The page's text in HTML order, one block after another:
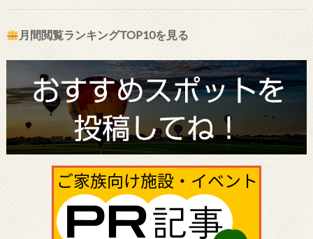
月間閲覧ランキングTOP10を見る